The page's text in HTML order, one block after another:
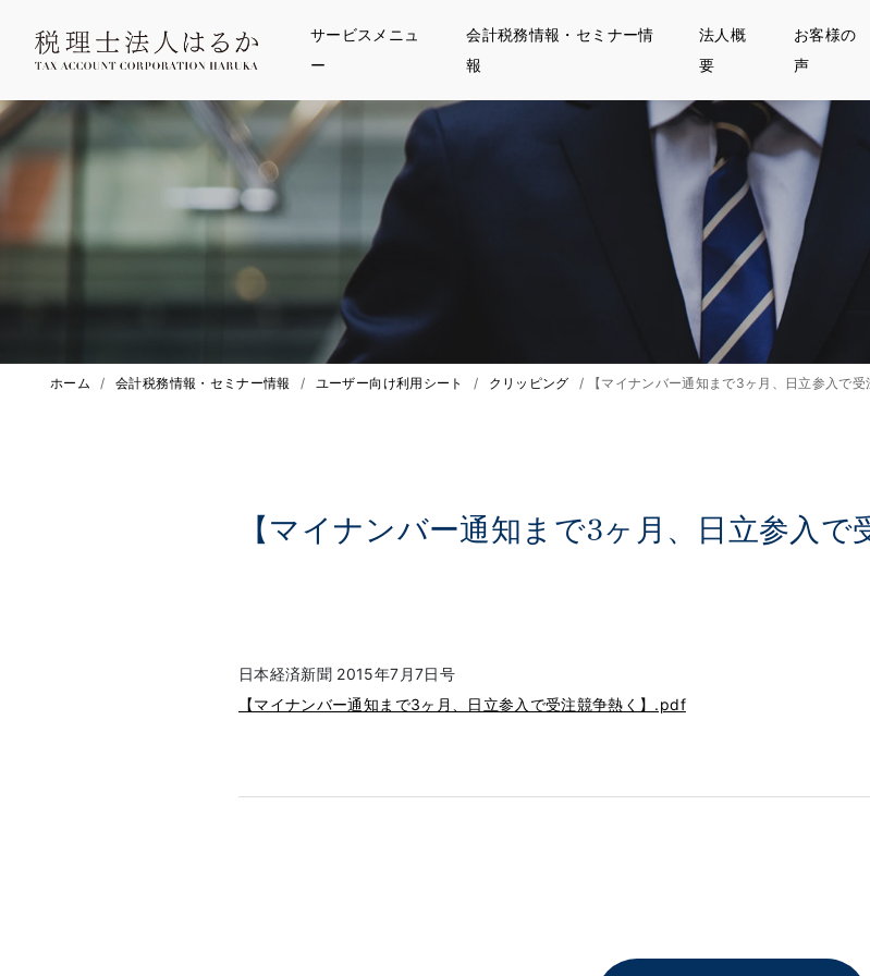
サービスメニュ
ー
会計税務情報・セミナー情
報
法人概
要
お客様の
声
ホーム / 会計税務情報・セミナー情報 / ユーザー向け利用シート / クリッピング / 【マイナンバー通知まで3ヶ月、日立参入で受
【マイナンバー通知まで3ヶ月、日立参入で
日本経済新聞 2015年7月7日号
【マイナンバー通知まで3ヶ月、日立参入で受注競争熱く】.pdf